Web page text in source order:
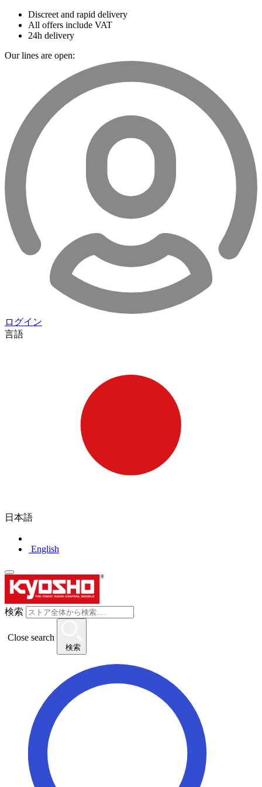
Discreet and rapid delivery
All offers include VAT
24h delivery
Our lines are open:
ログイン
言語
日本語
English
検索
Close search
検索